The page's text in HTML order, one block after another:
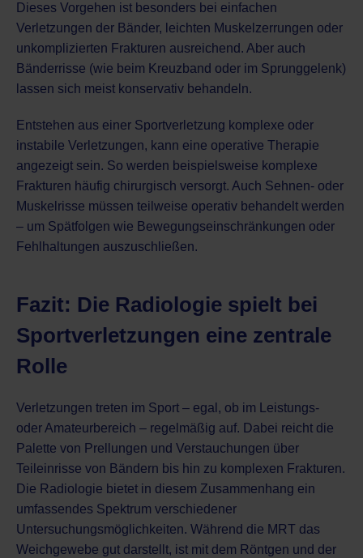
Dieses Vorgehen ist besonders bei einfachen
Verletzungen der Bänder, leichten Muskelzerrungen oder
unkomplizierten Frakturen ausreichend. Aber auch
Bänderrisse (wie beim Kreuzband oder im Sprunggelenk)
lassen sich meist konservativ behandeln.
Entstehen aus einer Sportverletzung komplexe oder
instabile Verletzungen, kann eine operative Therapie
angezeigt sein. So werden beispielsweise komplexe
Frakturen häufig chirurgisch versorgt. Auch Sehnen- oder
Muskelrisse müssen teilweise operativ behandelt werden
– um Spätfolgen wie Bewegungseinschränkungen oder
Fehlhaltungen auszuschließen.
Fazit: Die Radiologie spielt bei
Sportverletzungen eine zentrale
Rolle
Verletzungen treten im Sport – egal, ob im Leistungs-
oder Amateurbereich – regelmäßig auf. Dabei reicht die
Palette von Prellungen und Verstauchungen über
Teileinrisse von Bändern bis hin zu komplexen Frakturen.
Die Radiologie bietet in diesem Zusammenhang ein
umfassendes Spektrum verschiedener
Untersuchungsmöglichkeiten. Während die MRT das
Weichgewebe gut darstellt, ist mit dem Röntgen und der